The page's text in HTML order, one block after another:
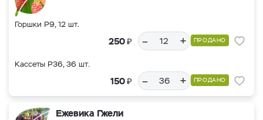
Горшки Р9, 12 шт.
250₽ – + ПРОДАНО
Кассеты Р36, 36 шт.
150₽ – + ПРОДАНО
Ежевика Гжели